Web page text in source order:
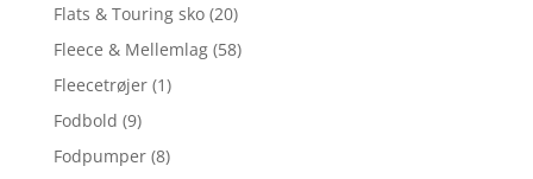
Flats & Touring sko (20)
Fleece & Mellemlag (58)
Fleecetrøjer (1)
Fodbold (9)
Fodpumper (8)